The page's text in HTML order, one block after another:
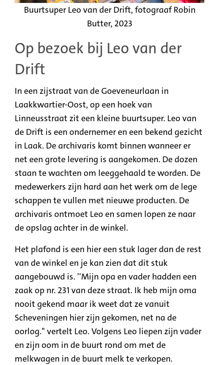
Buurtsuper Leo van der Drift, fotograaf Robin
Butter, 2023
Op bezoek bij Leo van der
Drift
In een zijstraat van de Goeveneurlaan in
Laakkwartier-Oost, op een hoek van
Linneusstraat zit een kleine buurtsuper. Leo van
de Drift is een ondernemer en een bekend gezicht
in Laak. De archivaris komt binnen wanneer er
net een grote levering is aangekomen. De dozen
staan te wachten om leeggehaald te worden. De
medewerkers zijn hard aan het werk om de lege
schappen te vullen met nieuwe producten. De
archivaris ontmoet Leo en samen lopen ze naar
de opslag achter in de winkel.
Het plafond is een hier een stuk lager dan de rest
van de winkel en je kan zien dat dit stuk
aangebouwd is. ''Mijn opa en vader hadden een
zaak op nr. 231 van deze straat. Ik heb mijn oma
nooit gekend maar ik weet dat ze vanuit
Scheveningen hier zijn gekomen, net na de
oorlog." vertelt Leo. Volgens Leo liepen zijn vader
en zijn oom in de buurt rond om met de
melkwagen in de buurt melk te verkopen.